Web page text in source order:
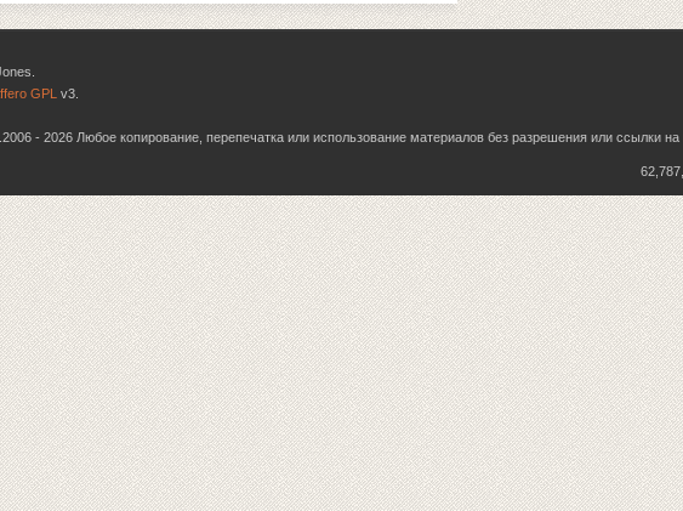
GPL v3.
- 2026 Любое копирование, перепечатка или использование материалов без разрешения или ссылки на